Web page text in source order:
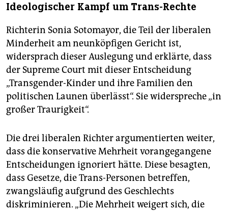
Ideologischer Kampf um Trans-Rechte
Richterin Sonia Sotomayor, die Teil der liberalen
Minderheit am neunköpfigen Gericht ist,
widersprach dieser Auslegung und erklärte, dass
der Supreme Court mit dieser Entscheidung
„Transgender-Kinder und ihre Familien den
politischen Launen überlässt“. Sie widerspreche „in
großer Traurigkeit“.
Die drei liberalen Richter argumentierten weiter,
dass die konservative Mehrheit vorangegangene
Entscheidungen ignoriert hätte. Diese besagten,
dass Gesetze, die Trans-Personen betreffen,
zwangsläufig aufgrund des Geschlechts
diskriminieren. „Die Mehrheit weigert sich, die